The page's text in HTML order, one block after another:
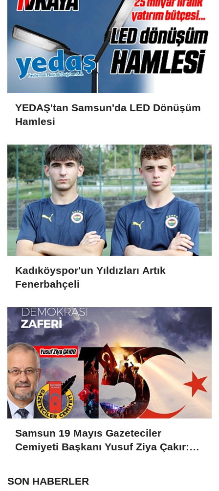
YEDAŞ'tan Samsun'da LED Dönüşüm
Hamlesi
Kadıköyspor'un Yıldızları Artık
Fenerbahçeli
Samsun 19 Mayıs Gazeteciler
Cemiyeti Başkanı Yusuf Ziya Çakır:
SON HABERLER